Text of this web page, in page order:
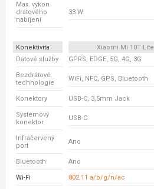
Max. výkon
drátového
nabíjení
33 W
Konektivita Xiaomi Mi 10T Lite
Datové služby
GPRS, EDGE, 5G, 4G, 3G
Bezdrátové
technologie
WiFi, NFC, GPS, Bluetooth
Konektory USB-C, 3,5mm Jack
Systémový
konektor
USB-C
Infračervený
port
Ano
Bluetooth Ano
Wi-Fi 802.11 a/b/g/n/ac